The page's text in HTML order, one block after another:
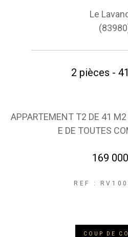
Le
2 pièces -
APPARTEMENT T2 DE 41 M2
E DE TOUTES
169
REF :
COUP DE